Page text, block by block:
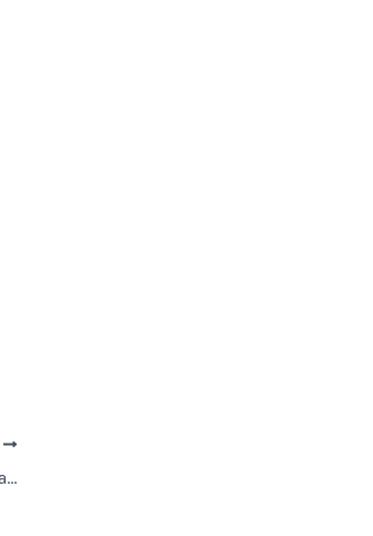
Palettes sur mesure : une optimisation logistique pour les entreprises exigeantes